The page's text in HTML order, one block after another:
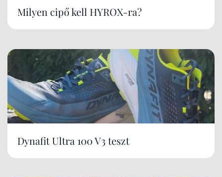
Milyen cipő kell HYROX-ra?
Dynafit Ultra 100 V3 teszt